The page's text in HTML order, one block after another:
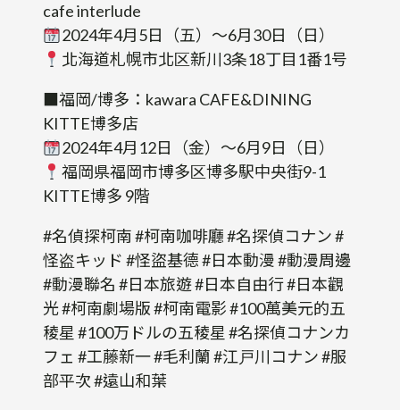
cafe interlude
2024年4月5日（五）～6月30日（日）
北海道札幌市北区新川3条18丁目1番1号
■福岡/博多：kawara CAFE&DINING
KITTE博多店
2024年4月12日（金）～6月9日（日）
福岡県福岡市博多区博多駅中央街9-1
KITTE博多 9階
#名偵探柯南 #柯南咖啡廳 #名探偵コナン #
怪盗キッド #怪盜基德 #日本動漫 #動漫周邊
#動漫聯名 #日本旅遊 #日本自由行 #日本觀
光 #柯南劇場版 #柯南電影 #100萬美元的五
稜星 #100万ドルの五稜星 #名探偵コナンカ
フェ #工藤新一 #毛利蘭 #江戸川コナン #服
部平次 #遠山和葉